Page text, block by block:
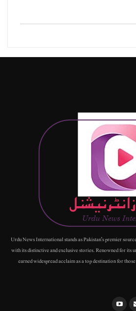
"Urdu News International stands as Pakistan's premier
with its distinctive and exclusive stories. Renowned for its
earned widespread acclaim as a top destination for